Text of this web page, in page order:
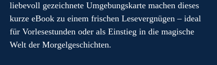
liebevoll gezeichnete Umgebungskarte machen dieses
kurze eBook zu einem frischen Lesevergnügen – ideal
für Vorlesestunden oder als Einstieg in die magische
Welt der Morgelgeschichten.